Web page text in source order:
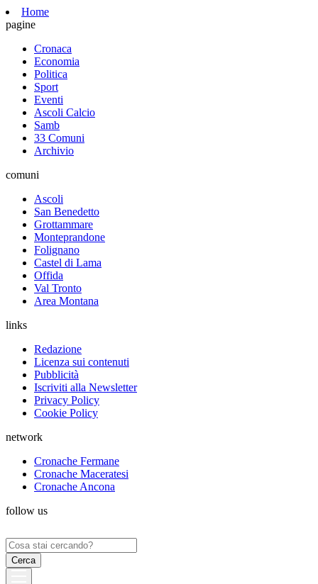
Home
pagine
Cronaca
Economia
Politica
Sport
Eventi
Ascoli Calcio
Samb
33 Comuni
Archivio
comuni
Ascoli
San Benedetto
Grottammare
Monteprandone
Folignano
Castel di Lama
Offida
Val Tronto
Area Montana
links
Redazione
Licenza sui contenuti
Pubblicità
Iscriviti alla Newsletter
Privacy Policy
Cookie Policy
network
Cronache Fermane
Cronache Maceratesi
Cronache Ancona
follow us
Ricerca
per: